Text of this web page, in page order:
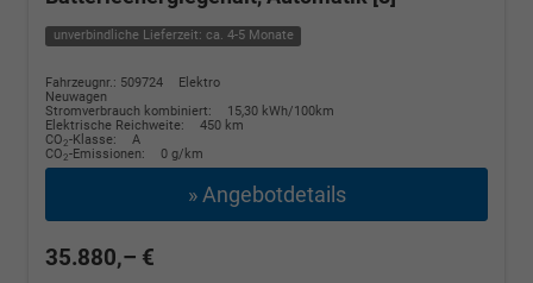
unverbindliche Lieferzeit: ca. 4-5 Monate
Fahrzeugnr.: 509724
Elektro
Neuwagen
Stromverbrauch kombiniert:
15,30 kWh/100km
Elektrische Reichweite:
450 km
CO2-Klasse:
A
CO2-Emissionen: 0 g/km
» Angebotdetails
35.880,– €